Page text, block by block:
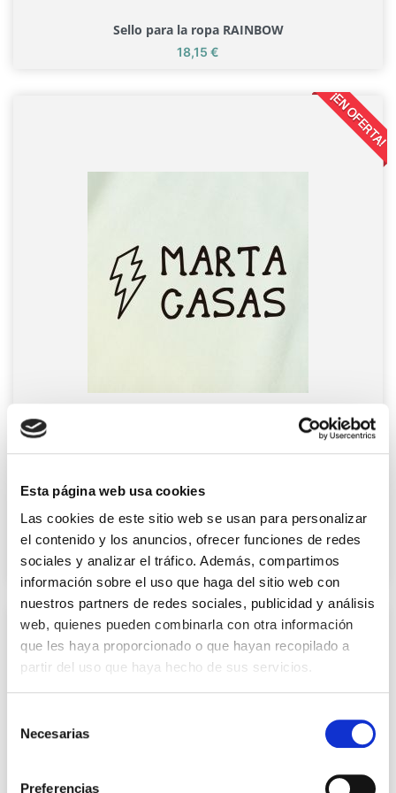
Esta página web usa cookies
Las cookies de este sitio web se usan para personalizar
el contenido y los anuncios, ofrecer funciones de redes
sociales y analizar el tráfico. Además, compartimos
información sobre el uso que haga del sitio web con
nuestros partners de redes sociales, publicidad y análisis
web, quienes pueden combinarla con otra información
que les haya proporcionado o que hayan recopilado a
partir del uso que haya hecho de sus servicios.
Necesarias
Preferencias
Sello para la ropa RAINBOW
Precio
18,15 €
Sello para ropa RAYO
Precio
18,15 €
Sello para ropa RAYO
¡EN OFERTA!